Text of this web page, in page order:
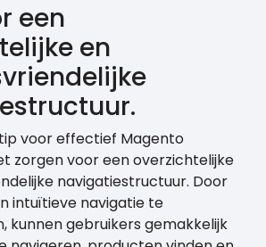
een
en
voor effectief Magento
zorgen voor een overzichtelijke
navigatiestructuur. Door
intuïtieve navigatie te
kunnen gebruikers gemakkelijk